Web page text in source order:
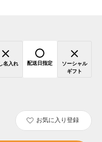
名入れ 配送日指定
ソーシャル
ギフト
お気に入り登録